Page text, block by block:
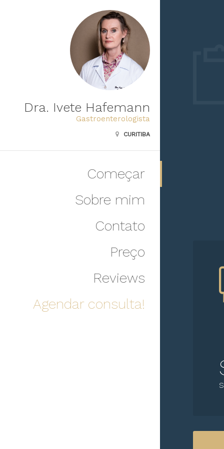
Dra. Ivete Hafemann
Gastroenterologista
CURITIBA
Começar
Sobre mim
Contato
Preço
Reviews
Agendar consulta!